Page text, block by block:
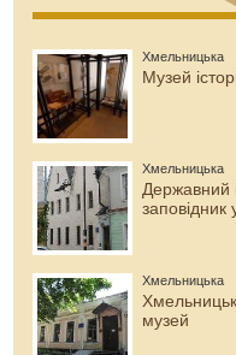
Хмельницька
Музей
Хмельницька
Державний
заповідник
Хмельницька
музей